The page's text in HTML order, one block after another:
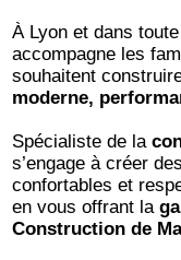
À Lyon et dans
accompagne les
souhaitent
moderne,
Spécialiste de la
s’engage à créer
confortables et
en vous offrant la
Construction de